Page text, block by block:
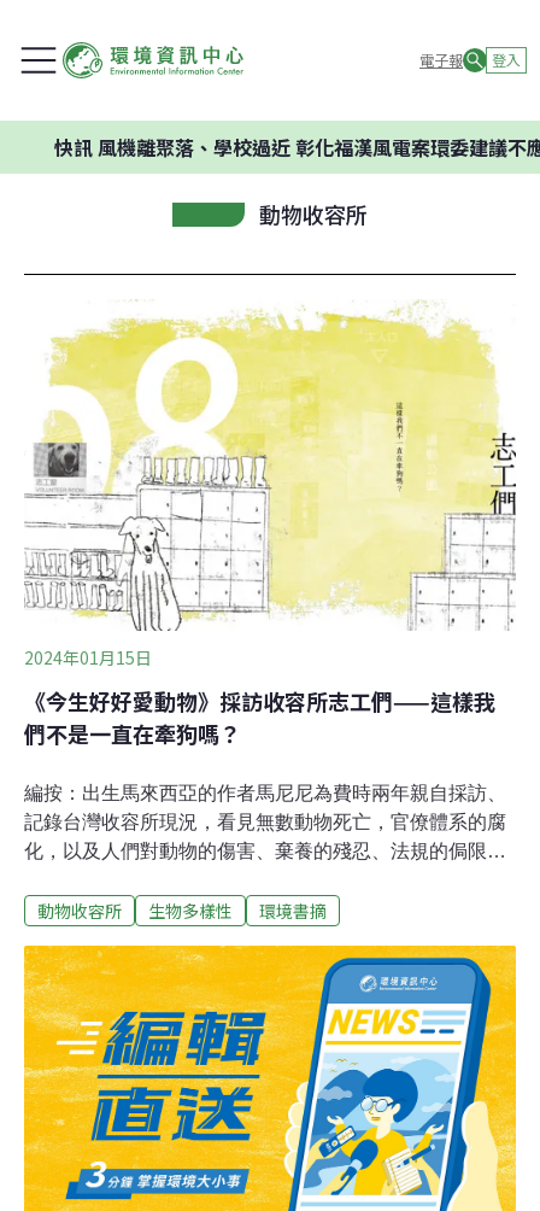
電子報 登入
風機離聚落、學校過近 彰化福漢風電案環委建議不應開發
動物收容所
2024年01月15日
《今生好好愛動物》採訪收容所志工們——這樣我
們不是一直在牽狗嗎？
編按：出生馬來西亞的作者馬尼尼為費時兩年親自採訪、
記錄台灣收容所現況，看見無數動物死亡，官僚體系的腐
化，以及人們對動物的傷害、棄養的殘忍、法規的侷限等
動物》，以文字與逾150張畫作完整呈現動物在收容所裡
方只有一個，冷氣還壞的，聽說壞很久了。兩、三個人在
裡面就滿了。志工室的門口貼了一張公告：一是限志工
「10點後才可以牽狗出去」，二是「一次只可以牽一隻
狗」。「一次只可以牽一隻狗」明顯是個笑話。一籠至少
有四到八隻不等的狗，全部有700多隻。「以前收容所規
定志工一次只能遛一隻，怕我們遛丟。」「那這樣我們不
一直在牽狗嗎？」平日去的志工也不會超過五個，熟練又
有力氣的一次就拉四隻、六隻的都有。這條規則很明顯被
志工反彈，他們現在也都一次拉好幾隻。所內無可奈何。
動物收容所 生物多樣性 環境書摘